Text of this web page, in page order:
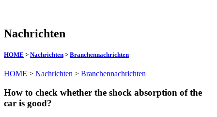
Nachrichten
HOME > Nachrichten > Branchennachrichten
HOME > Nachrichten > Branchennachrichten
How to check whether the shock absorption of the
car is good?